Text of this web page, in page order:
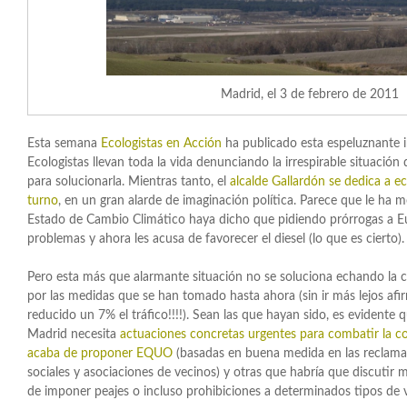
Madrid, el 3 de febrero de 2011
Esta semana Ecologistas en Acción ha publicado esta espeluznante
Ecologistas llevan toda la vida denunciando la irrespirable
para solucionarla. Mientras tanto, el alcalde Gallardón se dedica a
turno, en un gran alarde de imaginación política. Parece que le ha
Estado de Cambio Climático haya dicho que pidiendo prórrogas a
problemas y ahora les acusa de favorecer el diesel (lo que es cierto).
Pero esta más que alarmante situación no se soluciona echando la
por las medidas que se han tomado hasta ahora (sin ir más lejos
reducido un 7% el tráfico!!!!). Sean las que hayan sido, es evidente
Madrid necesita actuaciones concretas urgentes para combatir la
acaba de proponer EQUO (basadas en buena medida en las
sociales y asociaciones de vecinos) y otras que habría que discutir
de imponer peajes o incluso prohibiciones a determinados tipos de